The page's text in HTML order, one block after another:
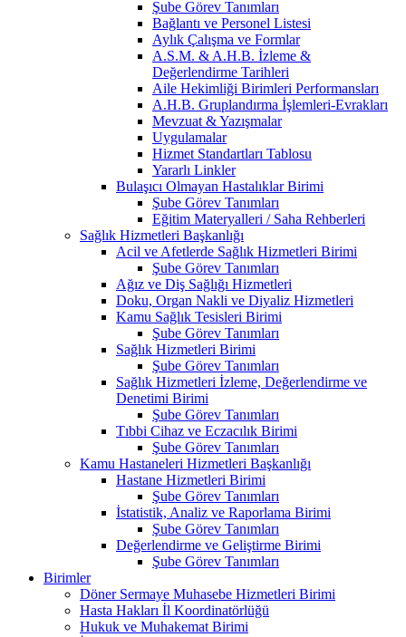
Şube Görev Tanımları
Bağlantı ve Personel Listesi
Aylık Çalışma ve Formlar
A.S.M. & A.H.B. İzleme &
Değerlendirme Tarihleri
Aile Hekimliği Birimleri Performansları
A.H.B. Gruplandırma İşlemleri-Evrakları
Mevzuat & Yazışmalar
Uygulamalar
Hizmet Standartları Tablosu
Yararlı Linkler
Bulaşıcı Olmayan Hastalıklar Birimi
Şube Görev Tanımları
Eğitim Materyalleri / Saha Rehberleri
Sağlık Hizmetleri Başkanlığı
Acil ve Afetlerde Sağlık Hizmetleri Birimi
Şube Görev Tanımları
Ağız ve Diş Sağlığı Hizmetleri
Doku, Organ Nakli ve Diyaliz Hizmetleri
Kamu Sağlık Tesisleri Birimi
Şube Görev Tanımları
Sağlık Hizmetleri Birimi
Şube Görev Tanımları
Sağlık Hizmetleri İzleme, Değerlendirme ve
Denetimi Birimi
Şube Görev Tanımları
Tıbbi Cihaz ve Eczacılık Birimi
Şube Görev Tanımları
Kamu Hastaneleri Hizmetleri Başkanlığı
Hastane Hizmetleri Birimi
Şube Görev Tanımları
İstatistik, Analiz ve Raporlama Birimi
Şube Görev Tanımları
Değerlendirme ve Geliştirme Birimi
Şube Görev Tanımları
Birimler
Döner Sermaye Muhasebe Hizmetleri Birimi
Hasta Hakları İl Koordinatörlüğü
Hukuk ve Muhakemat Birimi